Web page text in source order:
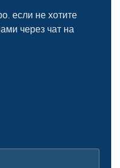
если не хотите
через чат на